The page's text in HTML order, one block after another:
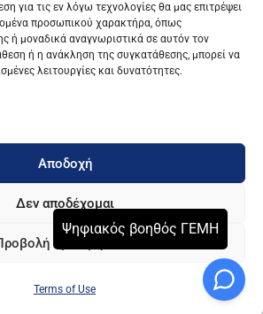
για τις εν λόγω τεχνολογίες θα μας επιτρέψει
προσωπικού χαρακτήρα, όπως
ή μοναδικά αναγνωριστικά σε αυτόν τον
ή η ανάκληση της συγκατάθεσης, μπορεί να
λειτουργίες και δυνατότητες.
Αποδοχή
Δεν αποδέχομαι
προτιμήσεων
Terms of Use
by Knowledge AE